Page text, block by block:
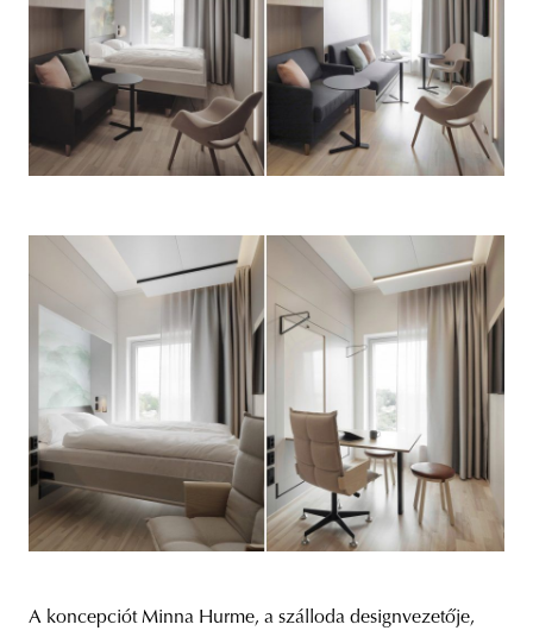
A koncepciót Minna Hurme, a szálloda designvezetője,